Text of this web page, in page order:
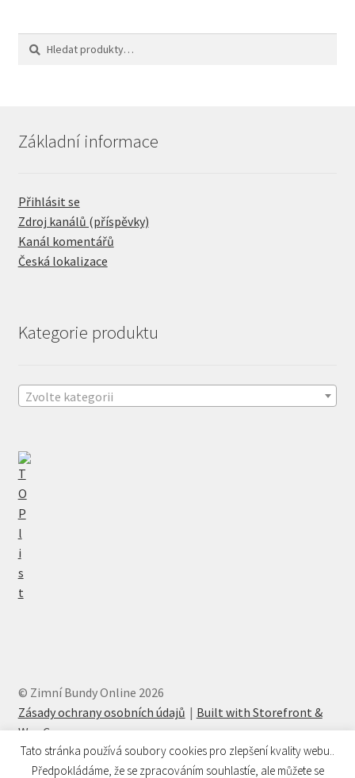
Hledat:
Hledat
Základní informace
Přihlásit se
Zdroj kanálů (příspěvky)
Kanál komentářů
Česká lokalizace
Kategorie produktu
Zvolte kategorii
© Zimní Bundy Online 2026
Zásady ochrany osobních údajů
Built with Storefront &
WooCommerce.
Tato stránka používá soubory cookies pro zlepšení kvality webu..
Předpokládáme, že se zpracováním souhlastíe, ale můžete se